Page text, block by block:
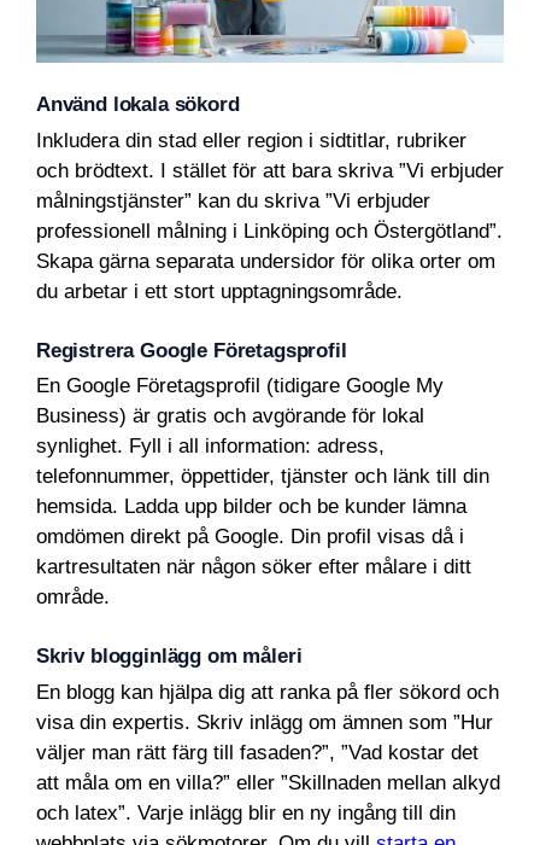
Använd lokala sökord
Inkludera din stad eller region i sidtitlar, rubriker
och brödtext. I stället för att bara skriva ”Vi erbjuder
målningstjänster” kan du skriva ”Vi erbjuder
professionell målning i Linköping och Östergötland”.
Skapa gärna separata undersidor för olika orter om
du arbetar i ett stort upptagningsområde.
Registrera Google Företagsprofil
En Google Företagsprofil (tidigare Google My
Business) är gratis och avgörande för lokal
synlighet. Fyll i all information: adress,
telefonnummer, öppettider, tjänster och länk till din
hemsida. Ladda upp bilder och be kunder lämna
omdömen direkt på Google. Din profil visas då i
kartresultaten när någon söker efter målare i ditt
område.
Skriv blogginlägg om måleri
En blogg kan hjälpa dig att ranka på fler sökord och
visa din expertis. Skriv inlägg om ämnen som ”Hur
väljer man rätt färg till fasaden?”, ”Vad kostar det
att måla om en villa?” eller ”Skillnaden mellan alkyd
och latex”. Varje inlägg blir en ny ingång till din